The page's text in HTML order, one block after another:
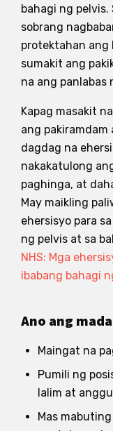
bahagi ng
sobrang
protektahan ang
sumakit ang
na ang panlabas
Kapag masakit
ang pakiramdam
dagdag na
nakakatulong
paghinga, at
May maikling
ehersisyo para
ng pelvis at sa
NHS: Mga
ibabang bahagi
Ano ang
Maingat na
Pumili ng
lalim at
Mas